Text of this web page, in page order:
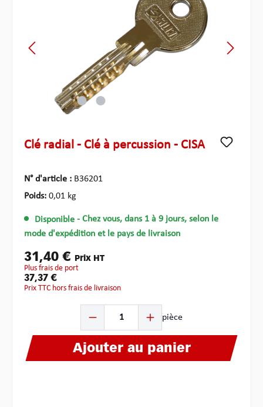
Clé radial - Clé à percussion - CISA
N° d'article : B36201
Poids: 0,01 kg
Disponible - Chez vous, dans 1 à 9 jours, selon le
mode d'expédition et le pays de livraison
31,40 € Prix HT
plus frais de port
37,37 €
Prix TTC hors frais de livraison
pièce
Ajouter au panier